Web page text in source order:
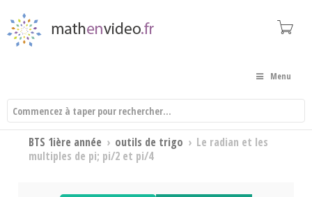
Menu
BTS 1ière année › outils de trigo › Le radian et les
multiples de pi; pi/2 et pi/4